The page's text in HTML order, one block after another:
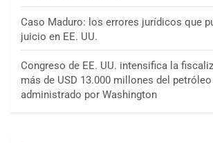
Caso Maduro: los errores jurídicos que
juicio en EE. UU.
Congreso de EE. UU. intensifica la
más de USD 13.000 millones del
administrado por Washington